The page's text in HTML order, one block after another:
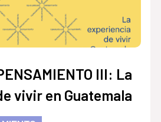
III: La
vivir en Guatemala